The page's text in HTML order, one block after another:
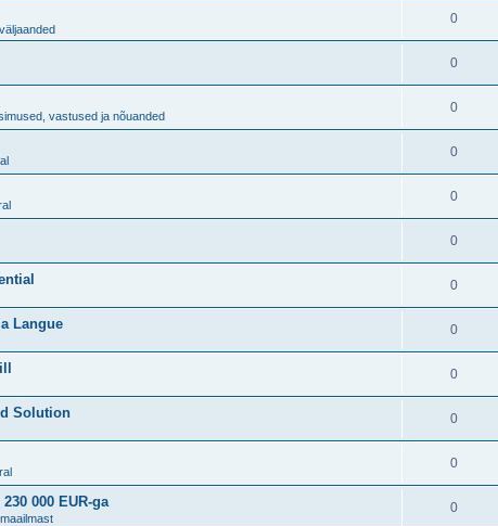
0
0
vastused ja nõuanded
0
0
0
0
0
Langue 0
0
Solution 0
0
000 EUR-ga 0